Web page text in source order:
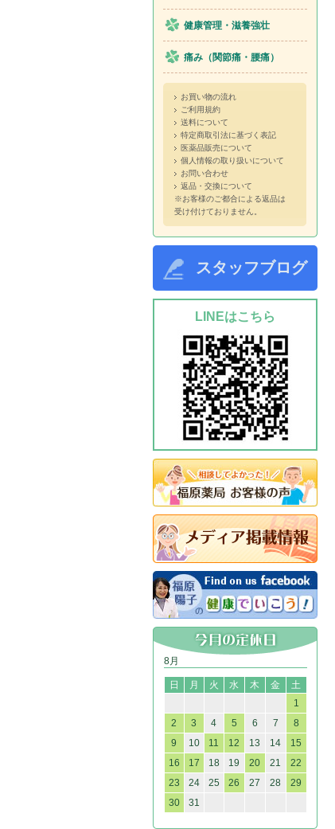
健康管理・滋養強壮
痛み（関節痛・腰痛）
お買い物の流れ
ご利用規約
送料について
特定商取引法に基づく表記
医薬品販売について
個人情報の取り扱いについて
お問い合わせ
返品・交換について
※お客様のご都合による返品は
受け付けておりません。
スタッフブログ
LINEはこちら
8月
日 月 火 水 木 金
土
1
2
3 4 5 6 7
8
9
10 11 12 13 14
15
16
17 18 19 20 21
22
23
24 25 26 27 28
29
30
31